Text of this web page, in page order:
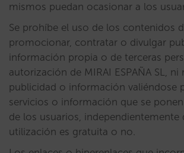
mismos puedan ocasionar a los
Se prohíbe el uso de los contenidos
promocionar, contratar o divulgar
información propia o de terceras
autorización de MIRAI ESPAÑA SL, ni
publicidad o información valiéndose
servicios o información que se
de los usuarios, independientemente
utilización es gratuita o no.